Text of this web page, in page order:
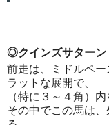
◎クインズサターン
前走は、ミドルペ
ラットな展開で、
（特に３～４角）
その中でこの馬は